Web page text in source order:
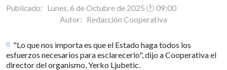
Publicado: Lunes, 6 de Octubre de 2025 🕐 09:00
Autor: Redacción Cooperativa
"Lo que nos importa es que el Estado haga todos los
esfuerzos necesarios para esclarecerlo", dijo a Cooperativa el
director del organismo, Yerko Ljubetic.